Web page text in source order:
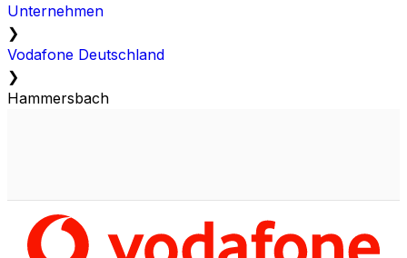
Unternehmen
❯
Vodafone Deutschland
❯
Hammersbach